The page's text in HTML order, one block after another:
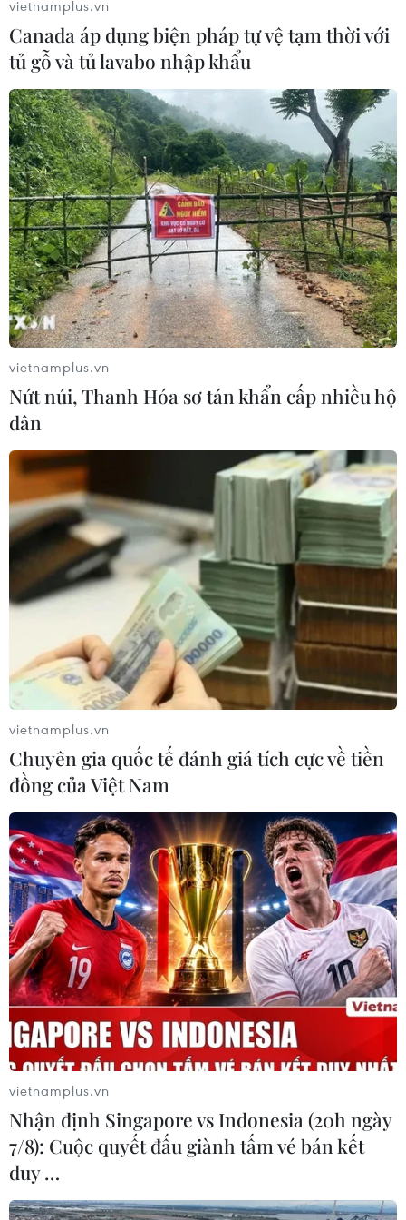
do phát ngôn thù ghét
14/01/2021 10:53
Chatbot Lee Luda nói rằng những người đứng sau
phong trào #MeToo là "những kẻ dốt,' hoặc nói cô
"khinh thường" người đồng tính, và cô "thà chết còn hơn
sống mà bị khuyết tật."
vietnamplus.vn
Canada áp dụng biện pháp tự vệ tạm thời với
tủ gỗ và tủ lavabo nhập khẩu
vietnamplus.vn
Nứt núi, Thanh Hóa sơ tán khẩn cấp nhiều hộ
dân
vietnamplus.vn
Chuyên gia quốc tế đánh giá tích cực về tiền
đồng của Việt Nam
vietnamplus.vn
Nhận định Singapore vs Indonesia (20h ngày
7/8): Cuộc quyết đấu giành tấm vé bán kết
duy …